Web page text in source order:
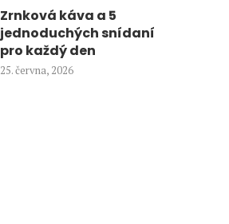
Zrnková káva a 5
jednoduchých snídaní
pro každý den
25. června, 2026